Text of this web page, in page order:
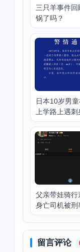
三只羊事件回
锅了吗？
日本10岁男童
上学路上遇
父亲带娃骑行
身亡司机被刑
留言评论